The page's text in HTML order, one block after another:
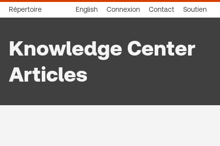
Répertoire English Connexion Contact Soutien
Knowledge Center
Articles